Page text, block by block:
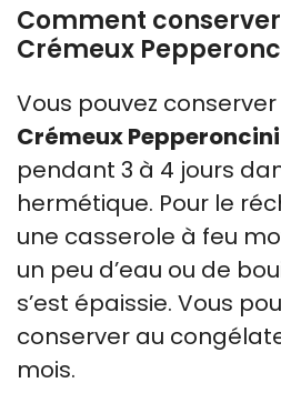
Comment
Crémeux
Vous pouvez conserver
Crémeux Pepperoncini
pendant 3 à 4 jours
hermétique. Pour le
une casserole à feu
un peu d’eau ou de
s’est épaissie. Vous
conserver au
mois.